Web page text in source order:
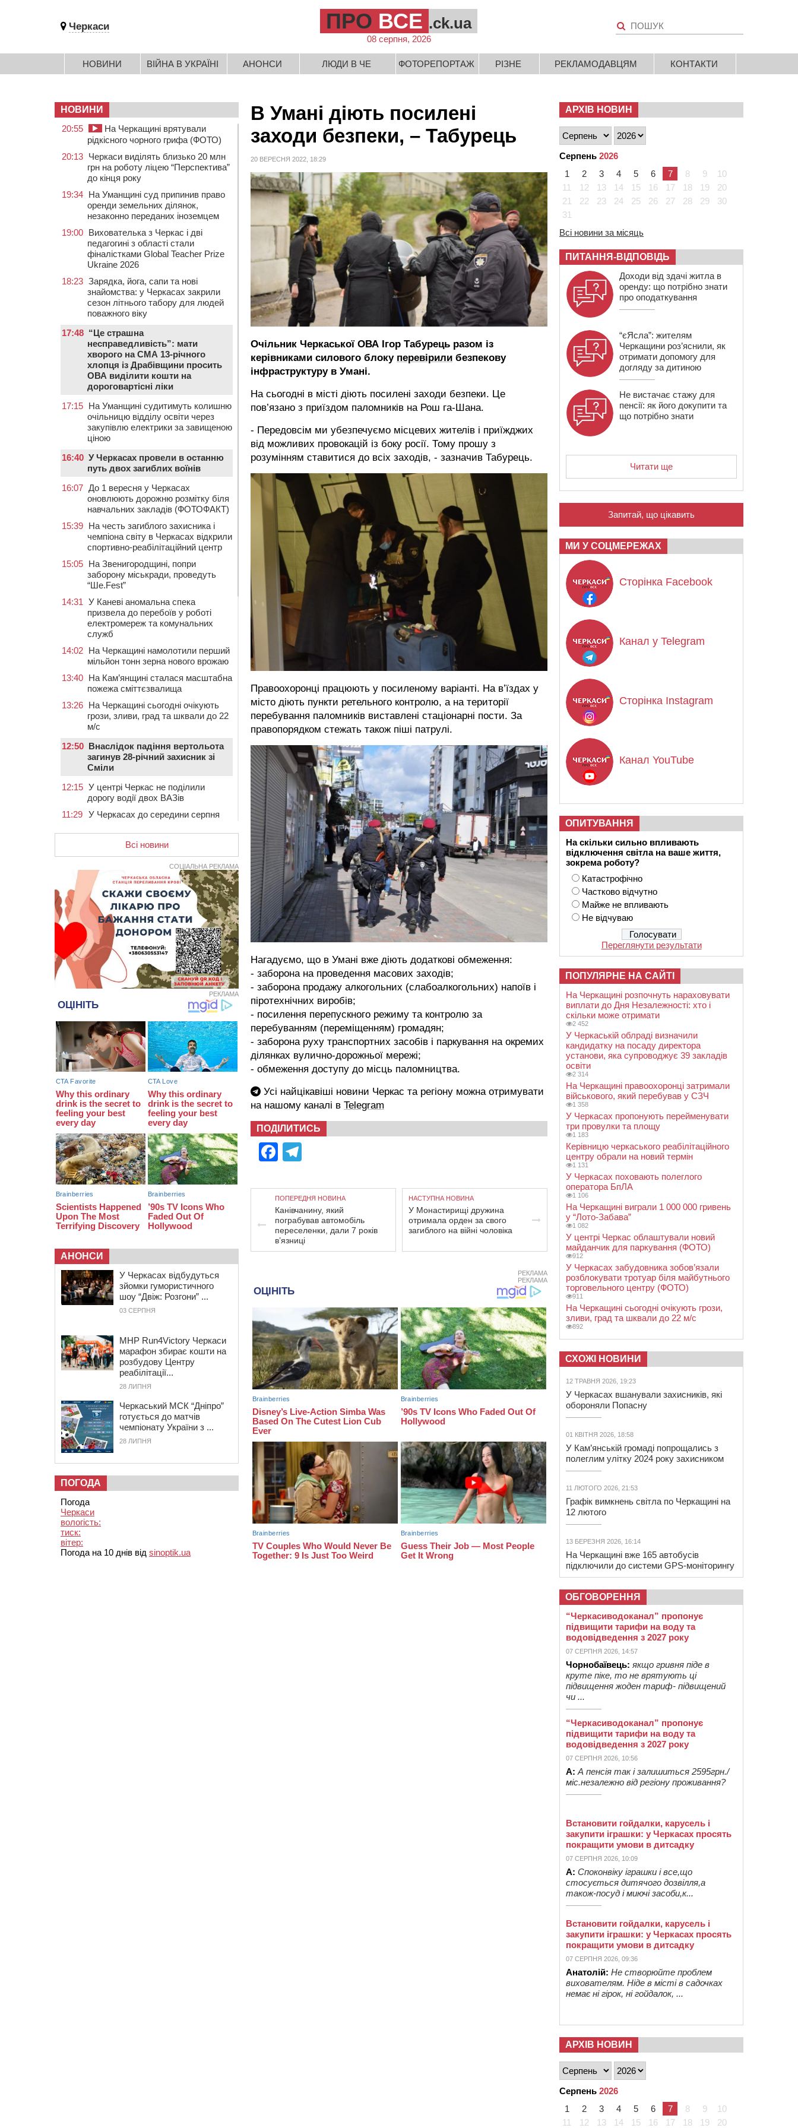
Черкаси ПРО ВСЕ .ck.ua
08 серпня, 2026
НОВИНИ ВІЙНА В УКРАЇНІ АНОНСИ ЛЮДИ В ЧЕ ФОТОРЕПОРТАЖ РІЗНЕ РЕКЛАМОДАВЦЯМ КОНТАКТИ
В Умані діють посилені
заходи безпеки, – Табурець
20 ВЕРЕСНЯ 2022, 18:29
Очільник Черкаської ОВА Ігор Табурець разом із
керівниками силового блоку перевірили безпекову
інфраструктуру в Умані.
На сьогодні в місті діють посилені заходи безпеки. Це
пов’язано з приїздом паломників на Рош га-Шана.
- Передовсім ми убезпечуємо місцевих жителів і приїжджих
від можливих провокацій із боку росії. Тому прошу з
розумінням ставитися до всіх заходів, - зазначив Табурець.
Правоохоронці працюють у посиленому варіанті. На в’їздах у
місто діють пункти ретельного контролю, а на території
перебування паломників виставлені стаціонарні пости. За
правопорядком стежать також піші патрулі.
Нагадуємо, що в Умані вже діють додаткові обмеження:
- заборона на проведення масових заходів;
- заборона продажу алкогольних (слабоалкогольних) напоїв і
піротехнічних виробів;
- посилення перепускного режиму та контролю за
перебуванням (переміщенням) громадян;
- заборона руху транспортних засобів і паркування на окремих
ділянках вулично-дорожньої мережі;
- обмеження доступу до місць паломництва.
Усі найцікавіші новини Черкас та регіону можна отримувати
на нашому каналі в Telegram
ПОДІЛИТИСЬ
Facebook
ПОПЕРЕДНЯ НОВИНА
Канівчанину, який
пограбував автомобіль
переселенки, дали 7 років
в’язниці
НАСТУПНА НОВИНА
У Монастирищі дружина
отримала орден за свого
загиблого на війні чоловіка
РЕКЛАМА
РЕКЛАМА
НОВИНИ
20:55
На Черкащині врятували
рідкісного чорного грифа (ФОТО)
20:13 Черкаси виділять близько 20 млн
грн на роботу ліцею “Перспектива”
до кінця року
19:34 На Уманщині суд припинив право
оренди земельних ділянок,
незаконно переданих іноземцем
19:00 Вихователька з Черкас і дві
педагогині з області стали
фіналістками Global Teacher Prize
Ukraine 2026
18:23 Зарядка, йога, сапи та нові
знайомства: у Черкасах закрили
сезон літнього табору для людей
поважного віку
17:48 “Це страшна
несправедливість”: мати
хворого на СМА 13-річного
хлопця із Драбівщини просить
ОВА виділити кошти на
дороговартісні ліки
17:15 На Уманщині судитимуть колишню
очільницю відділу освіти через
закупівлю електрики за завищеною
ціною
16:40 У Черкасах провели в останню
путь двох загиблих воїнів
16:07 До 1 вересня у Черкасах
оновлюють дорожню розмітку біля
навчальних закладів (ФОТОФАКТ)
15:39 На честь загиблого захисника і
чемпіона світу в Черкасах відкрили
спортивно-реабілітаційний центр
15:05 На Звенигородщині, попри
заборону міськради, проведуть
“Ше.Fest”
14:31 У Каневі аномальна спека
призвела до перебоїв у роботі
електромереж та комунальних
служб
14:02 На Черкащині намолотили перший
мільйон тонн зерна нового врожаю
13:40 На Кам’янщині сталася масштабна
пожежа сміттєзвалища
13:26 На Черкащині сьогодні очікують
грози, зливи, град та шквали до 22
м/с
12:50 Внаслідок падіння вертольота
загинув 28-річний захисник зі
Сміли
12:15 У центрі Черкас не поділили
дорогу водії двох ВАЗів
11:29 У Черкасах до середини серпня
вулицях
збільшилась уп’ятеро з початку
повномасштабної війни
10:15
У Черкасах водій Audi Q5
спричинив аварію, не пропустивши
інший кросовер
09:42
“Черкасиводоканал” пропонує
підвищити тарифи на воду та
водовідведення з 2027 року
09:08
Встановити гойдалки, карусель і
закупити іграшки: у Черкасах
дитсадку
08:22 “На щиті” у Чорнобаївську
громаду повертається полеглий
біля Кліщіївки воїн
07:30 Понад 968 мільйонів гривень
Черкащині
06 СЕРПНЯ 2026, ЧЕТВЕР
21:13 Вісім медалей, з яких чотири
золоті: черкаські спортсмени
тріумфували на чемпіонаті України
Всі новини
СОЦІАЛЬНА РЕКЛАМА
РЕКЛАМА
АНОНСИ
У Черкасах відбудуться
зйомки гумористичного
шоу “Двіж: Розгони” ...
03 СЕРПНЯ
MHP Run4Victory Черкаси
марафон збирає кошти на
розбудову Центру
реабілітації...
28 ЛИПНЯ
Черкаський МСК “Дніпро”
готується до матчів
чемпіонату України з ...
28 ЛИПНЯ
ПОГОДА
Погода
Черкаси
вологість:
тиск:
вітер:
Погода на 10 днів від sinoptik.ua
АРХІВ НОВИН
Серпень 2026
1
2 3 4 5 6 7 8 9
10
11
12 13 14 15 16 17 18 19
20
21
22 23 24 25 26 27 28 29
30
31
Всі новини за місяць
ПИТАННЯ-ВІДПОВІДЬ
Доходи від здачі житла в
оренду: що потрібно знати
про оподаткування
“єЯсла”: жителям
Черкащини роз’яснили, як
отримати допомогу для
догляду за дитиною
Не вистачає стажу для
пенсії: як його докупити та
що потрібно знати
Читати ще
Запитай, що цікавить
МИ У СОЦМЕРЕЖАХ
Сторінка Facebook
Канал у Telegram
Сторінка Instagram
Канал YouTube
ОПИТУВАННЯ
На скільки сильно впливають
відключення світла на ваше життя,
зокрема роботу?
Катастрофічно
Частково відчутно
Майже не впливають
Не відчуваю
Переглянути результати
ПОПУЛЯРНЕ НА САЙТІ
На Черкащині розпочнуть нараховувати
виплати до Дня Незалежності: хто і
скільки може отримати
2 452
У Черкаській облраді визначили
кандидатку на посаду директора
установи, яка супроводжує 39 закладів
освіти
2 314
На Черкащині правоохоронці затримали
військового, який перебував у СЗЧ
1 358
У Черкасах пропонують перейменувати
три провулки та площу
1 183
Керівницю черкаського реабілітаційного
центру обрали на новий термін
1 131
У Черкасах поховають полеглого
оператора БпЛА
1 106
На Черкащині виграли 1 000 000 гривень
у “Лото-Забава”
1 082
У центрі Черкас облаштували новий
майданчик для паркування (ФОТО)
912
У Черкасах забудовника зобов’язали
розблокувати тротуар біля майбутнього
торговельного центру (ФОТО)
911
На Черкащині сьогодні очікують грози,
зливи, град та шквали до 22 м/с
892
СХОЖІ НОВИНИ
12 ТРАВНЯ 2026, 19:23
У Черкасах вшанували захисників, які
обороняли Попасну
01 КВІТНЯ 2026, 18:58
У Кам’янській громаді попрощались з
полеглим улітку 2024 року захисником
11 ЛЮТОГО 2026, 21:53
Графік вимкнень світла по Черкащині на
12 лютого
13 БЕРЕЗНЯ 2026, 16:14
На Черкащині вже 165 автобусів
підключили до системи GPS-моніторингу
ОБГОВОРЕННЯ
“Черкасиводоканал” пропонує
підвищити тарифи на воду та
водовідведення з 2027 року
07 СЕРПНЯ 2026, 14:57
Чорнобаївець: якщо гривня піде в
круте піке, то не врятують ці
підвищення жоден тариф- підвищений
чи ...
“Черкасиводоканал” пропонує
підвищити тарифи на воду та
водовідведення з 2027 року
07 СЕРПНЯ 2026, 10:56
А: А пенсія так і залишиться 2595грн./
міс.незалежно від регіону проживання?
Встановити гойдалки, карусель і
закупити іграшки: у Черкасах просять
покращити умови в дитсадку
07 СЕРПНЯ 2026, 10:09
А: Споконвіку іграшки і все,що
стосується дитячого дозвілля,а
також-посуд і миючі засоби,к...
Встановити гойдалки, карусель і
закупити іграшки: у Черкасах просять
покращити умови в дитсадку
07 СЕРПНЯ 2026, 09:36
Анатолій: Не створюйте проблем
вихователям. Ніде в місті в садочках
немає ні гірок, ні гойдалок, ...
АРХІВ НОВИН
Серпень 2026
1
2 3 4 5 6 7 8 9
10
11
12 13 14 15 16 17 18 19 20